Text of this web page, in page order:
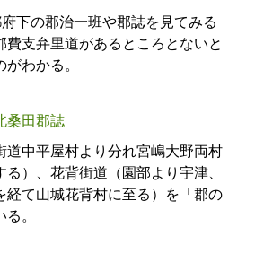
下の郡治一班や郡誌を見てみる
費支弁里道があるところとないと
わかる。
桑田郡誌
道中平屋村より分れ宮嶋大野両村
る）、花背街道（園部より宇津、
経て山城花背村に至る）を「郡の
。